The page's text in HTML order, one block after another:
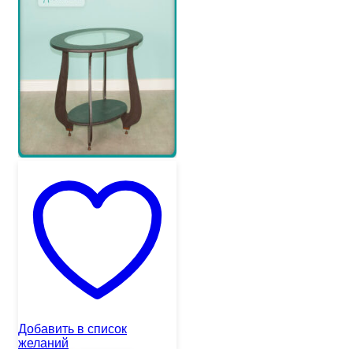
Добавить в список
желаний